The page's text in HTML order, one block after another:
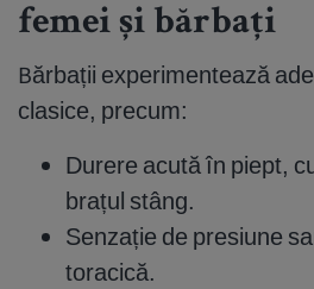
femei și bărbați
Bărbații experimentează
clasice, precum:
Durere acută în piept,
brațul stâng.
Senzație de presiune
toracică.